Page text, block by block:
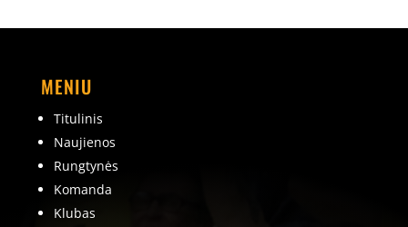
MENIU
Titulinis
Naujienos
Rungtynės
Komanda
Klubas